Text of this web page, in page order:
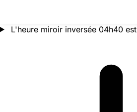
L'heure miroir inversée 04h40